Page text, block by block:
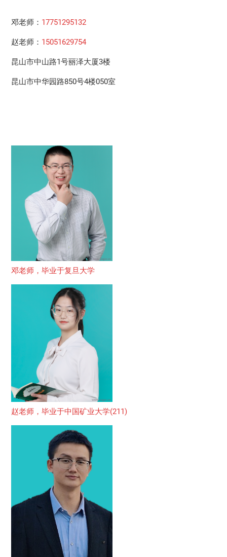
邓老师： 17751295132
赵老师： 15051629754
昆山市中山路1号丽泽大厦3楼
昆山市中华园路850号4楼050室
邓老师，毕业于复旦大学
赵老师，毕业于中国矿业大学(211)